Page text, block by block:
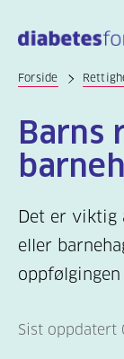
hovedinnhold
Forside
Barns
Det er viktig
eller
Sist oppdatert